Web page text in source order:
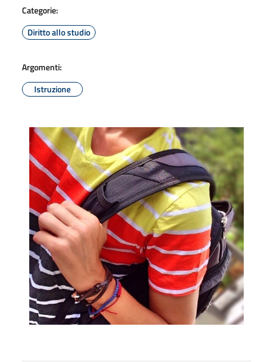
Categorie:
Diritto allo studio
Argomenti:
Istruzione